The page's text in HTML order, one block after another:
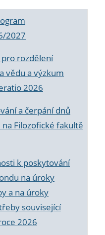
2027
pro rozdělení
vědu a výzkum
2026
a čerpání dnů
Filozofické fakultě
k poskytování
na úroky
a na úroky
související
2026